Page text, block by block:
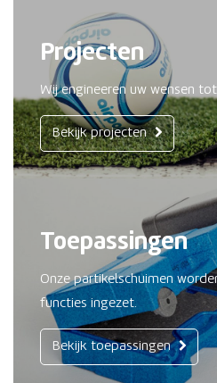
Projecten
Wij engineeren uw wensen
Bekijk projecten
Toepassingen
Onze partikelschuimen
functies ingezet.
Bekijk toepassingen